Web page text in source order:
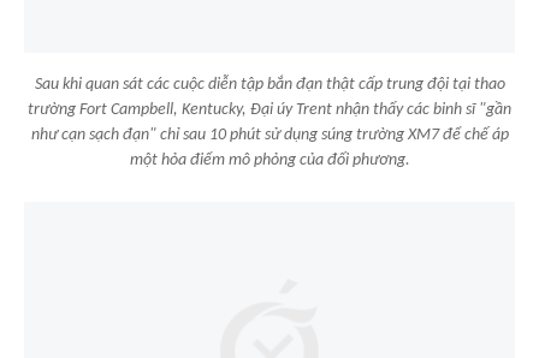
Sau khi quan sát các cuộc diễn tập bắn đạn thật cấp trung đội tại thao
trường Fort Campbell, Kentucky, Đại úy Trent nhận thấy các binh sĩ "gần
như cạn sạch đạn" chỉ sau 10 phút sử dụng súng trường XM7 để chế áp
một hỏa điểm mô phỏng của đối phương.